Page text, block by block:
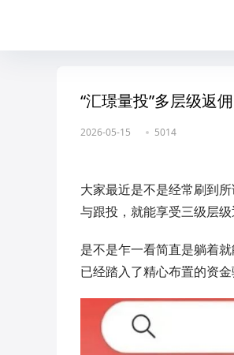
“汇璟量投”多层级返
2026-05-15 5014
大家最近是不是经常刷到
与跟投，就能享受三级层
是不是乍一看简直是躺着
已经踏入了精心布置的资金